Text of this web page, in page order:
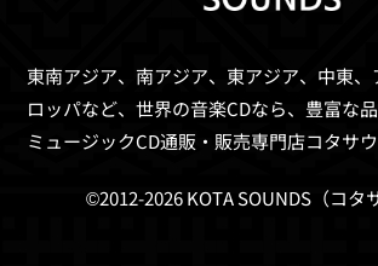
東南アジア、南アジア、東アジア、中東
ロッパなど、世界の音楽CDなら、 豊富な
ミュージックCD通販・販売専門店コタサ
©2012-2026 KOTA SOUNDS（コタ